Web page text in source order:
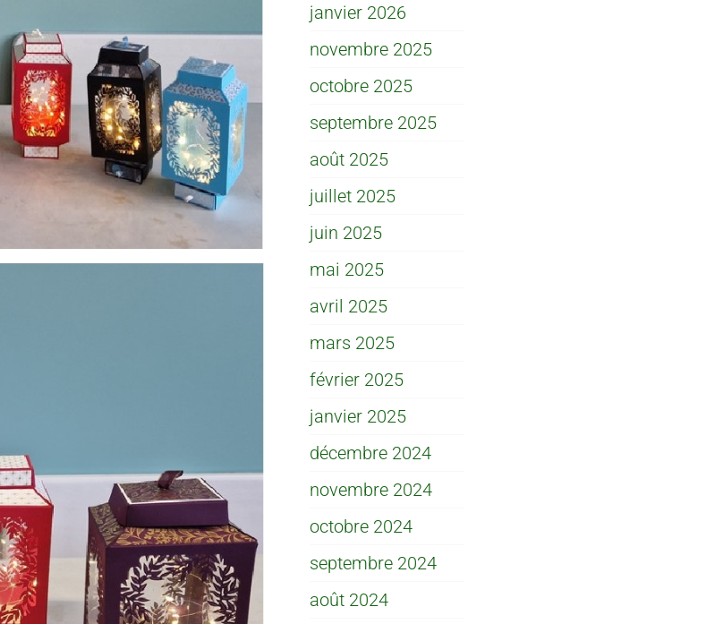
janvier 2026
novembre 2025
octobre 2025
septembre 2025
août 2025
juillet 2025
juin 2025
mai 2025
avril 2025
mars 2025
février 2025
janvier 2025
décembre 2024
novembre 2024
octobre 2024
septembre 2024
août 2024